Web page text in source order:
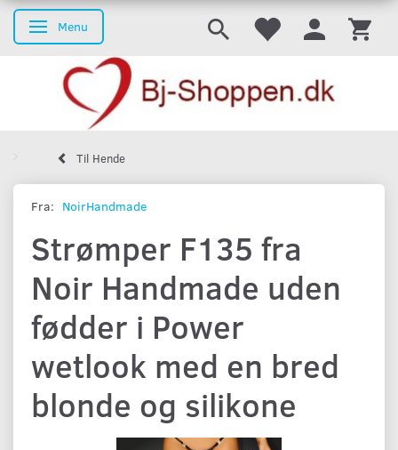
Skifte navigation
Menu
Til Hende
Fra: NoirHandmade
Strømper F135 fra
Noir Handmade uden
fødder i Power
wetlook med en bred
blonde og silikone